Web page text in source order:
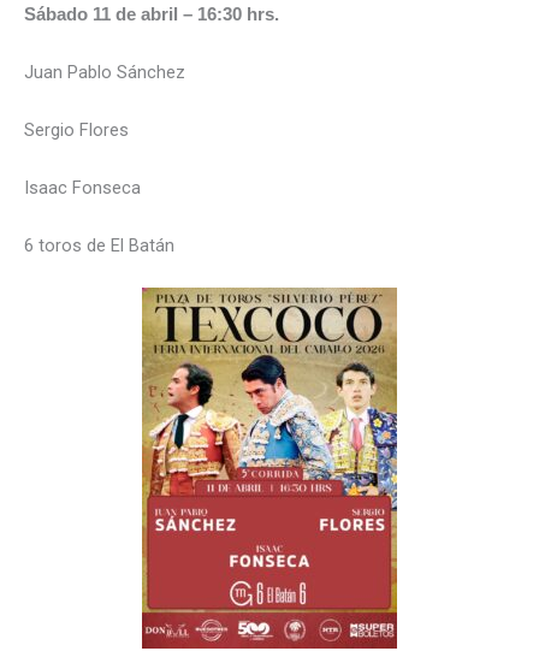
Sábado 11 de abril – 16:30 hrs.
Juan Pablo Sánchez
Sergio Flores
Isaac Fonseca
6 toros de El Batán